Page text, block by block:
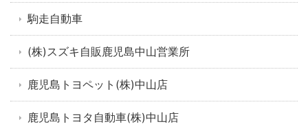
駒走自動車
(株)スズキ自販鹿児島中山営業所
鹿児島トヨペット(株)中山店
鹿児島トヨタ自動車(株)中山店